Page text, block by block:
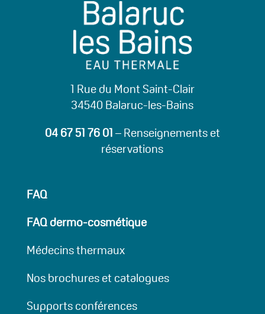
1 Rue du Mont Saint-Clair
34540 Balaruc-les-Bains
04 67 51 76 01– Renseignements et
réservations
FAQ
FAQ dermo-cosmétique
Médecins thermaux
Nos brochures et catalogues
Supports conférences